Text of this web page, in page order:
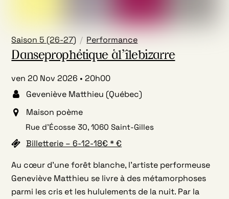
Saison 5 (26-27) Performance
Danseprophétique àl’îlebizarre
ven 20 Nov 2026
20h00
Geveniève Matthieu (Québec)
Maison poème
Rue d’Écosse 30, 1060 Saint-Gilles
Billetterie – 6-12-18€ * €
Au cœur d’une forêt blanche, l’artiste performeuse
Geneviève Matthieu se livre à des métamorphoses
parmi les cris et les hululements de la nuit. Par la